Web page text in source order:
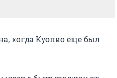
когда Куопио еще был